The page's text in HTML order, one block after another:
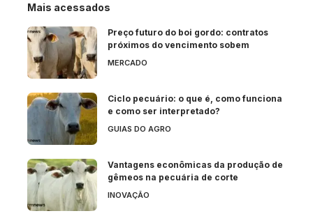
Mais acessados
Preço futuro do boi gordo: contratos
próximos do vencimento sobem
MERCADO
Ciclo pecuário: o que é, como funciona
e como ser interpretado?
GUIAS DO AGRO
Vantagens econômicas da produção de
gêmeos na pecuária de corte
INOVAÇÃO